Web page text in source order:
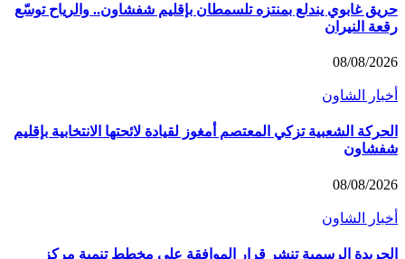
حريق غابوي يندلع بمنتزه تلسمطان بإقليم شفشاون.. والرياح توسّع
رقعة النيران
08/08/2026
أخبار الشاون
الحركة الشعبية تزكي المعتصم أمغوز لقيادة لائحتها الانتخابية بإقليم
شفشاون
08/08/2026
أخبار الشاون
الجريدة الرسمية تنشر قرار الموافقة على مخطط تنمية مركز